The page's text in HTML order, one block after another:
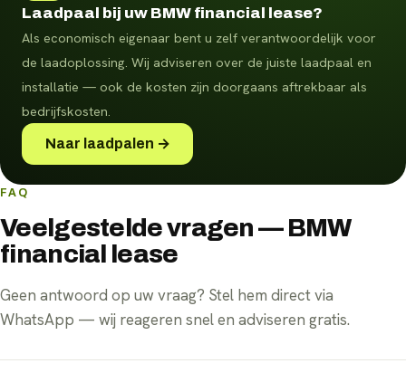
Laadpaal bij uw BMW financial lease?
Als economisch eigenaar bent u zelf verantwoordelijk voor
de laadoplossing. Wij adviseren over de juiste laadpaal en
installatie — ook de kosten zijn doorgaans aftrekbaar als
bedrijfskosten.
Naar laadpalen →
FAQ
Veelgestelde vragen — BMW
financial lease
Geen antwoord op uw vraag? Stel hem direct via
WhatsApp — wij reageren snel en adviseren gratis.